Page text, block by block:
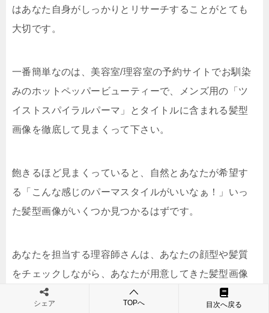
はあなた自身がしっかりとリサーチすることがとても
大切です。
一番簡単なのは、美容室/理容室の予約サイトでお馴染
みのホットペッパービューティーで、メンズ用の「ツ
イストスパイラルパーマ」とタイトルに含まれる髪型
画像を徹底して見まくって下さい。
飽きるほど見まくっていると、自然とあなたが希望す
る「こんな感じのパーマスタイルがいいなぁ！」いっ
た髪型画像がいくつか見つかるはずです。
あなたを担当する理容師さんは、あなたの顔型や髪質
をチェックしながら、あなたが用意してきた髪型画像
に近いパーマスタイルにするためのアドバイスや提案
シェア TOPへ 目次へ戻る